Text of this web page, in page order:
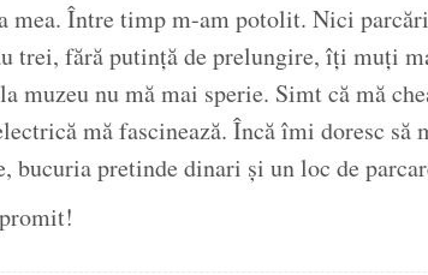
mea. Între timp m-am potolit. Nici
trei, fără putință de prelungire, îți muți
muzeu nu mă mai sperie. Simt că mă
mă fascinează. Încă îmi doresc să
bucuria pretinde dinari și un loc de